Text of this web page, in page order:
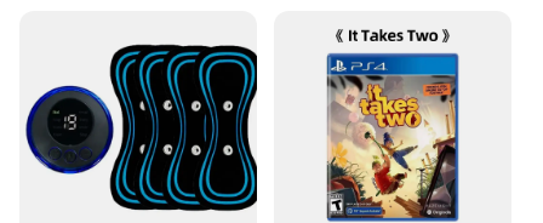
attachments, allowing you to customize your
massage experience. Whether you're looking to
target deep tissue or simply enjoy a relaxing full-
body massage, the masssagegerät test zy sop leaf9
has got you covered. Its user-friendly interface
makes it easy to operate, even for those new to
massage devices. The lightweight and compact
design make it an ideal travel companion, ensuring